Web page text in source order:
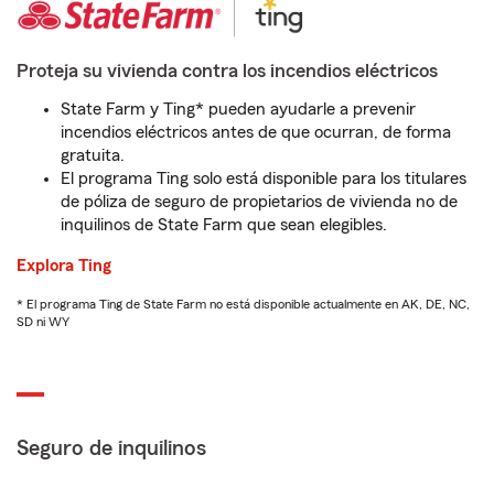
Proteja su vivienda contra los incendios eléctricos
State Farm y Ting* pueden ayudarle a prevenir
incendios eléctricos antes de que ocurran, de forma
gratuita.
El programa Ting solo está disponible para los titulares
de póliza de seguro de propietarios de vivienda no de
inquilinos de State Farm que sean elegibles.
Explora Ting
* El programa Ting de State Farm no está disponible actualmente en AK, DE, NC,
SD ni WY
Seguro de inquilinos